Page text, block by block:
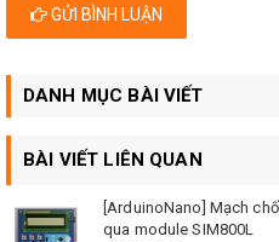
GỬI BÌNH LUẬN
DANH MỤC BÀI VIẾT
BÀI VIẾT LIÊN QUAN
[ArduinoNano] Mạch
qua module SIM800L